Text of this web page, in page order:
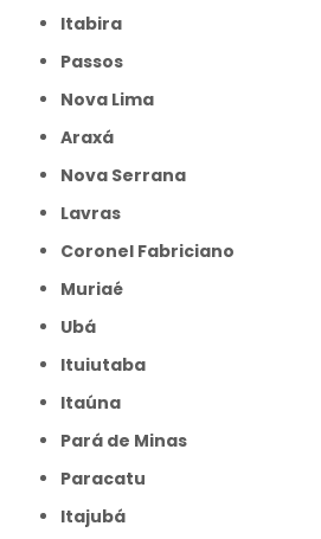
Itabira
Passos
Nova Lima
Araxá
Nova Serrana
Lavras
Coronel Fabriciano
Muriaé
Ubá
Ituiutaba
Itaúna
Pará de Minas
Paracatu
Itajubá